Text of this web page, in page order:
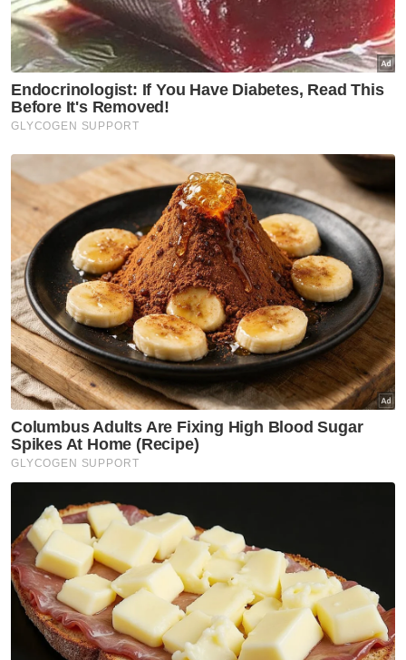
Tangkap layar komen netizen di media sosial pada Rabu
Sebelum ini, dilaporkan, kemunculanKhairy
sebagai penyampai Hot FM adalah untuk
memberi keseimbangan kepada slot Bekpes
Hot dengan membincangkan topik serius
dikongsi bersama pendengar.
Kemunculan pertama KJ
media sosial seperti Facebook, Instagram
dan Twitter.
Salah seorang pemilik akaun Instagram,
norshidahbthashim berkata, dia sanggup
tukar saluran radio semata-mata untuk
mendengar suara Khairy pada hari ini.